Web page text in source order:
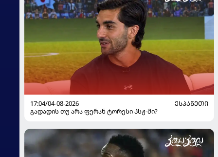
17:04/04-08-2026
ᲔᲡᲞᲐᲜᲔᲗᲘ
გადადის თუ არა ფერან ტორესი პსჟ-ში?